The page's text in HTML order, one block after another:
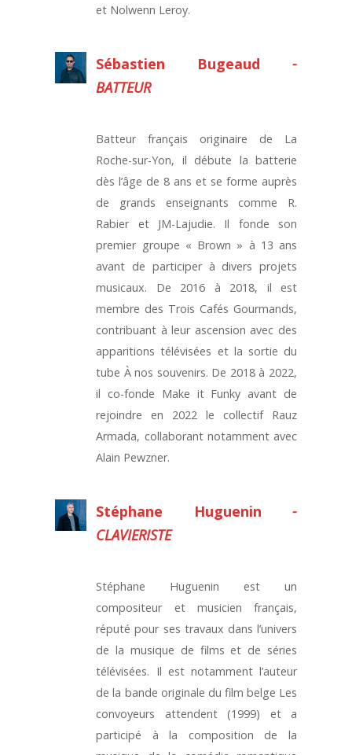
et Nolwenn Leroy.
Sébastien Bugeaud
-
BATTEUR
Batteur français originaire de La
Roche-sur-Yon, il débute la batterie
dès l’âge de 8 ans et se forme auprès
de grands enseignants comme R.
Rabier et JM-Lajudie. Il fonde son
premier groupe « Brown » à 13 ans
avant de participer à divers projets
musicaux. De 2016 à 2018, il est
membre des Trois Cafés Gourmands,
contribuant à leur ascension avec des
apparitions télévisées et la sortie du
tube À nos souvenirs. De 2018 à 2022,
il co-fonde Make it Funky avant de
rejoindre en 2022 le collectif Rauz
Armada, collaborant notamment avec
Alain Pewzner.
Stéphane Huguenin
-
CLAVIERISTE
Stéphane Huguenin est un
compositeur et musicien français,
réputé pour ses travaux dans l’univers
de la musique de films et de séries
télévisées. Il est notamment l’auteur
de la bande originale du film belge Les
convoyeurs attendent (1999) et a
participé à la composition de la